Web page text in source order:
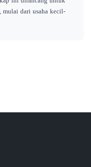
mulai dari usaha kecil-